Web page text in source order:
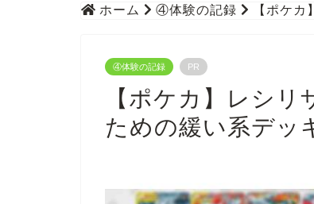
ホーム ④体験の記録 【ポケ
④体験の記録 PR
【ポケカ】レシ
ための緩い系デッ